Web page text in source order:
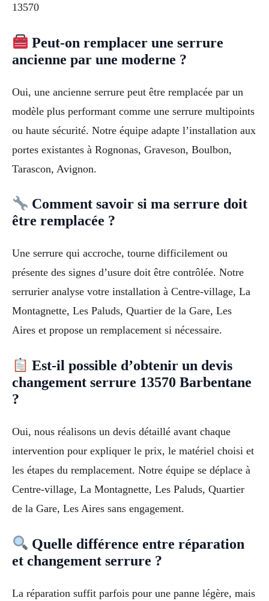
13570
Peut-on remplacer une serrure
ancienne par une moderne ?
Oui, une ancienne serrure peut être remplacée par un
modèle plus performant comme une serrure multipoints
ou haute sécurité. Notre équipe adapte l’installation aux
portes existantes à Rognonas, Graveson, Boulbon,
Tarascon, Avignon.
Comment savoir si ma serrure doit
être remplacée ?
Une serrure qui accroche, tourne difficilement ou
présente des signes d’usure doit être contrôlée. Notre
serrurier analyse votre installation à Centre-village, La
Montagnette, Les Paluds, Quartier de la Gare, Les
Aires et propose un remplacement si nécessaire.
Est-il possible d’obtenir un devis
changement serrure 13570 Barbentane
?
Oui, nous réalisons un devis détaillé avant chaque
intervention pour expliquer le prix, le matériel choisi et
les étapes du remplacement. Notre équipe se déplace à
Centre-village, La Montagnette, Les Paluds, Quartier
de la Gare, Les Aires sans engagement.
Quelle différence entre réparation
et changement serrure ?
La réparation suffit parfois pour une panne légère, mais